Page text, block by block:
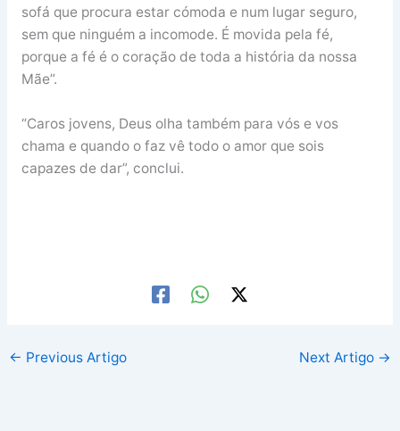
sofá que procura estar cómoda e num lugar seguro,
sem que ninguém a incomode. É movida pela fé,
porque a fé é o coração de toda a história da nossa
Mãe”.
“Caros jovens, Deus olha também para vós e vos
chama e quando o faz vê todo o amor que sois
capazes de dar”, conclui.
← Previous Artigo Next Artigo →